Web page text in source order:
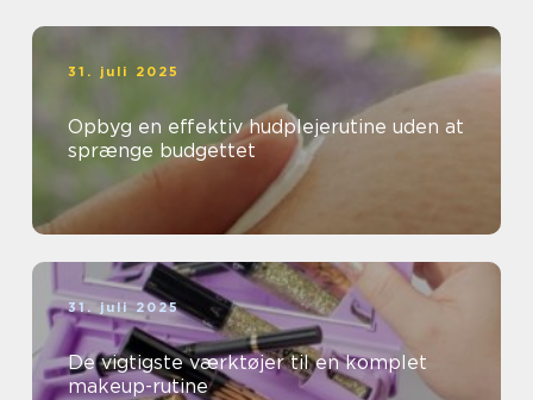
31. juli 2025
Opbyg en effektiv hudplejerutine uden at
sprænge budgettet
31. juli 2025
De vigtigste værktøjer til en komplet
makeup-rutine